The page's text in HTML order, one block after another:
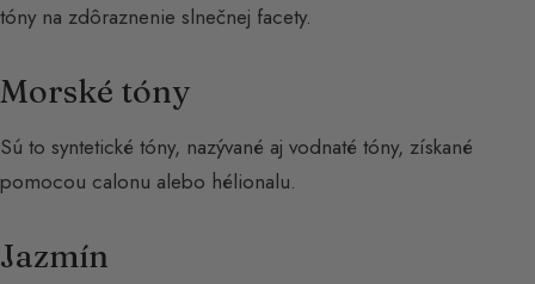
tóny na zdôraznenie slnečnej facety.
Morské tóny
Sú to syntetické tóny, nazývané aj vodnaté tóny, získané
pomocou calonu alebo hélionalu.
Jazmín